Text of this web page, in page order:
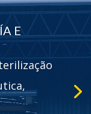
E